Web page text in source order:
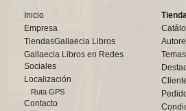
Inicio
Empresa
TiendasGallaecia Libros
Gallaecia Libros en Redes
Sociales
Localización
Ruta GPS
Contacto
Temas